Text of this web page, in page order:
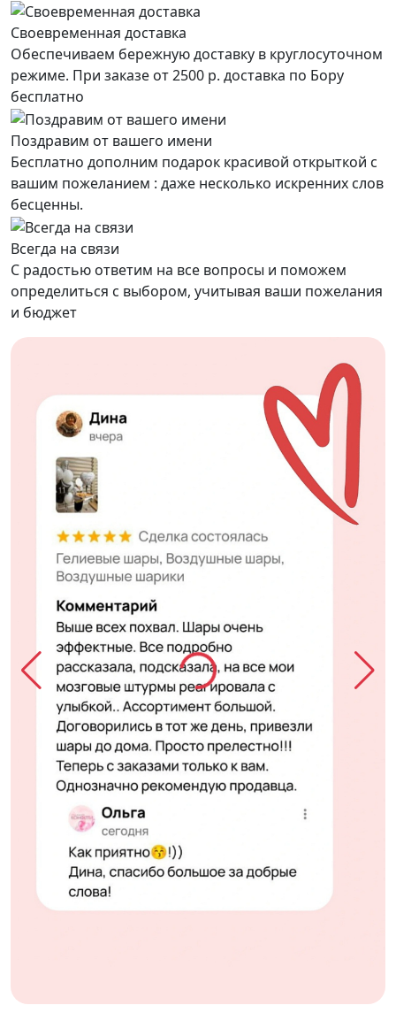
Своевременная доставка
Обеспечиваем бережную доставку в круглосуточном
режиме. При заказе от 2500 р. доставка по Бору
бесплатно
Поздравим от вашего имени
Бесплатно дополним подарок красивой открыткой с
вашим пожеланием : даже несколько искренних слов
бесценны.
Всегда на связи
С радостью ответим на все вопросы и поможем
определиться с выбором, учитывая ваши пожелания
и бюджет